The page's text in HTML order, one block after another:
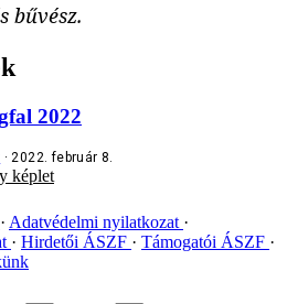
bűvész.
2022
2022. február 8.
képlet
Adatvédelmi nyilatkozat
Hirdetői ÁSZF
Támogatói ÁSZF